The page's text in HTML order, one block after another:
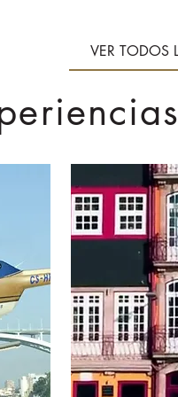
VER TODOS